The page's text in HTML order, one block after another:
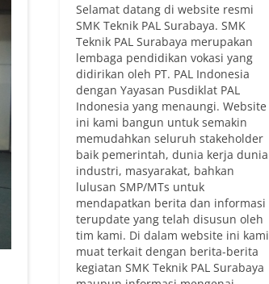
Selamat datang di website resmi
SMK Teknik PAL Surabaya. SMK
Teknik PAL Surabaya merupakan
lembaga pendidikan vokasi yang
didirikan oleh PT. PAL Indonesia
dengan Yayasan Pusdiklat PAL
Indonesia yang menaungi. Website
ini kami bangun untuk semakin
memudahkan seluruh stakeholder
baik pemerintah, dunia kerja dunia
industri, masyarakat, bahkan
lulusan SMP/MTs untuk
mendapatkan berita dan informasi
terupdate yang telah disusun oleh
tim kami. Di dalam website ini kami
muat terkait dengan berita-berita
kegiatan SMK Teknik PAL Surabaya